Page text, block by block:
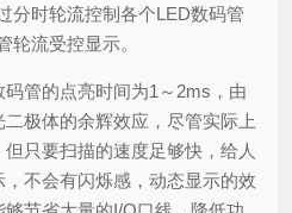
分时轮流控制各个LED数码管
轮流受控显示。
管的点亮时间为1～2ms，由
极体的余辉效应，尽管实际上
只要扫描的速度足够快，给人
不会有闪烁感，动态显示的效